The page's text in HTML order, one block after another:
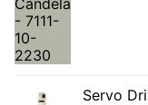
Servo